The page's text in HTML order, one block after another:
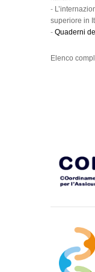
-
superiore in
- Quaderni
Elenco